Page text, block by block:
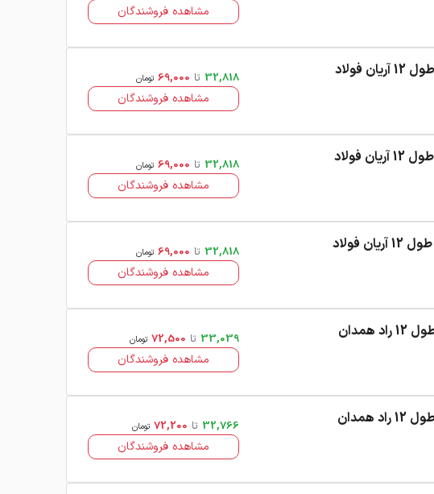
مشاهده فروشندگان
32,818 تا 69,000 تومان
مشاهده فروشندگان
32,818 تا 69,000 تومان
مشاهده فروشندگان
32,818 تا 69,000 تومان
مشاهده فروشندگان
33,039 تا 72,500 تومان
مشاهده فروشندگان
32,766 تا 72,200 تومان
مشاهده فروشندگان